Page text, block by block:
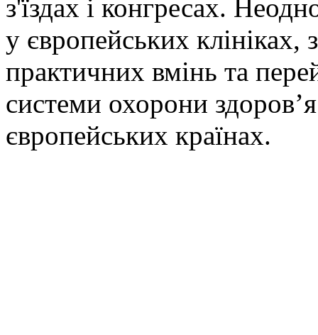
з'їздах і конгресах.
у європейських
практичних вмінь та
системи охорони
європейських країнах.